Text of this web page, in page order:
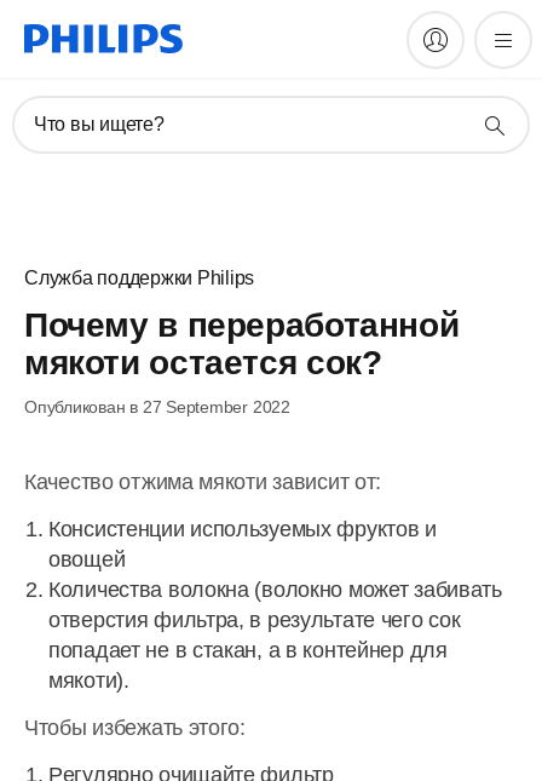
Что вы ищете?
Служба поддержки Philips
Почему в переработанной
мякоти остается сок?
Опубликован в 27 September 2022
Качество отжима мякоти зависит от:
Консистенции используемых фруктов и
овощей
Количества волокна (волокно может забивать
отверстия фильтра, в результате чего сок
попадает не в стакан, а в контейнер для
мякоти).
Чтобы избежать этого:
Pегулярно очищайте фильтр